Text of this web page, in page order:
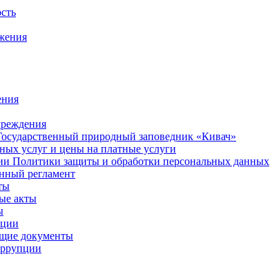
природный заповедник «Кивач»
услуг и цены на платные услуги
Политики защиты и обработки персональных данных
регламент
акты
документы